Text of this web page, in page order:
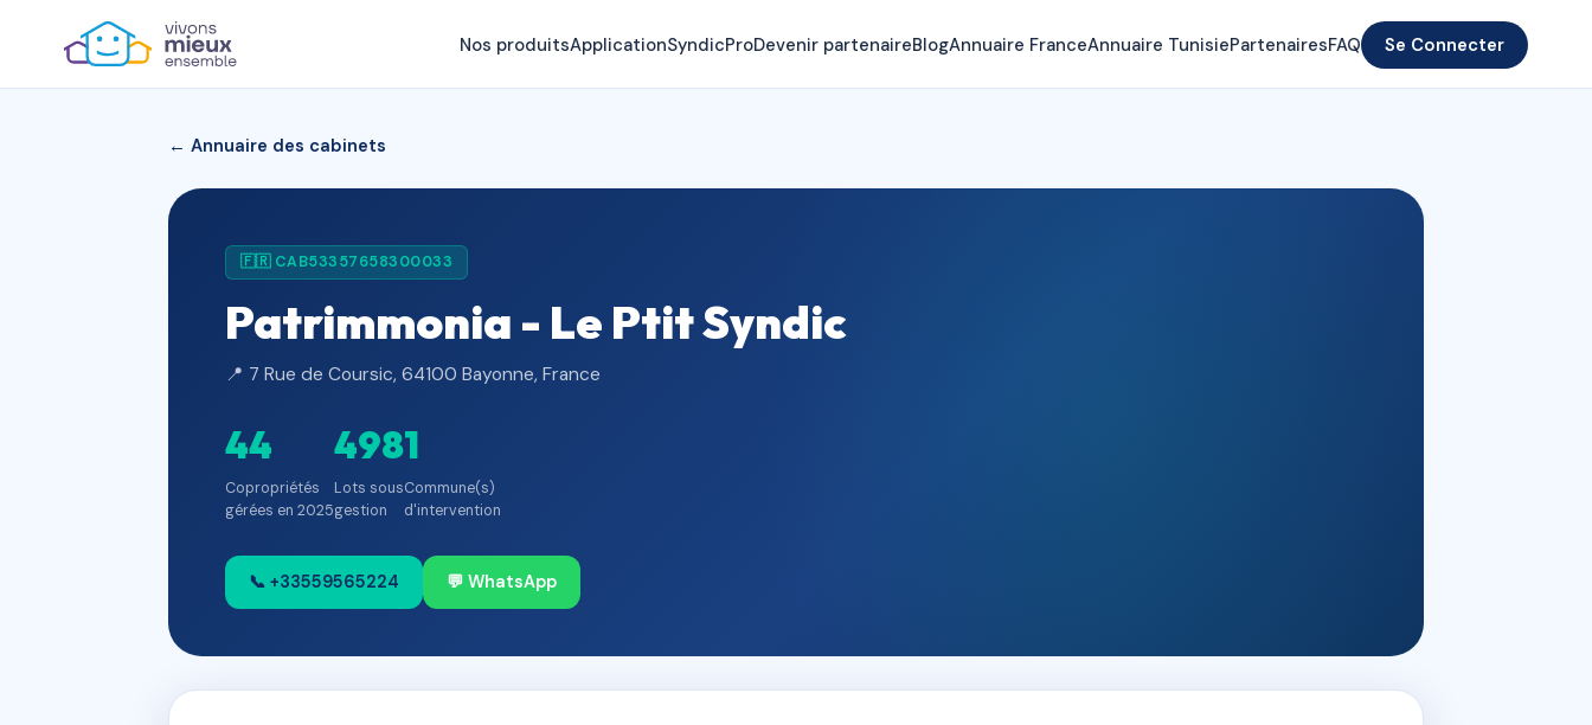
Nos produitsApplicationSyndicProDevenir partenaireBlogAnnuaire FranceAnnuaire TunisiePartenairesFAQ Se Connecter
← Annuaire des cabinets
🇫🇷 CAB53357658300033
Patrimmonia - Le Ptit Syndic
📍 7 Rue de Coursic, 64100 Bayonne, France
44
Copropriétés
gérées en 2025
498
Lots sous
gestion
1
Commune(s)
d'intervention
📞 +33559565224 💬 WhatsApp